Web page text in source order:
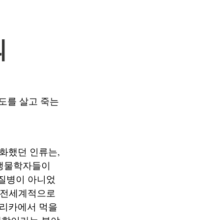
를 살고 죽는
했던 인류는,
학자들이
병이 아니었
세계적으로
카에서 먹을